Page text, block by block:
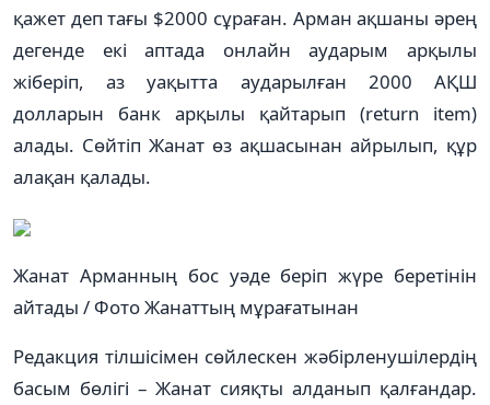
қажет деп тағы $2000 сұраған. Арман ақшаны әрең
дегенде екі аптада онлайн аударым арқылы
жіберіп, аз уақытта аударылған 2000 АҚШ
долларын банк арқылы қайтарып (return item)
алады. Сөйтіп Жанат өз ақшасынан айрылып, құр
алақан қалады.
Жанат Арманның бос уәде беріп жүре беретінін
айтады / Фото Жанаттың мұрағатынан
Редакция тілшісімен сөйлескен жәбірленушілердің
басым бөлігі – Жанат сияқты алданып қалғандар.